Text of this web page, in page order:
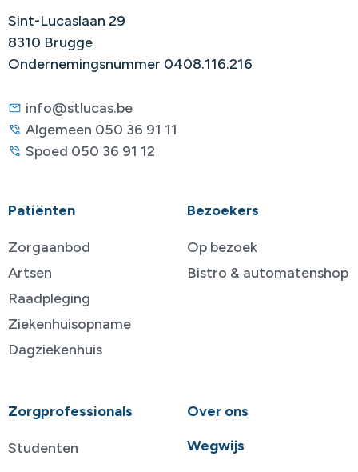
Sint-Lucaslaan 29
8310 Brugge
Ondernemingsnummer 0408.116.216
info@stlucas.be
Algemeen 050 36 91 11
Spoed 050 36 91 12
Patiënten
Zorgaanbod
Artsen
Raadpleging
Ziekenhuisopname
Dagziekenhuis
Bezoekers
Op bezoek
Bistro & automatenshop
Zorgprofessionals
Studenten
Over ons
Wegwijs